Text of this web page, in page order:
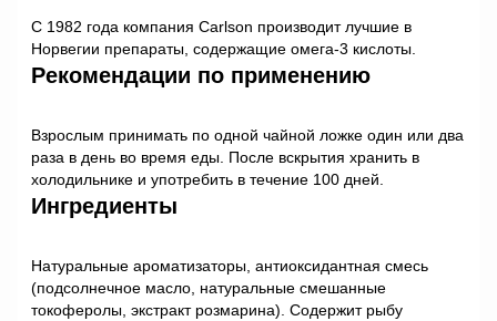
С 1982 года компания Carlson производит лучшие в
Норвегии препараты, содержащие омега-3 кислоты.
Рекомендации по применению
Взрослым принимать по одной чайной ложке один или два
раза в день во время еды. После вскрытия хранить в
холодильнике и употребить в течение 100 дней.
Ингредиенты
Натуральные ароматизаторы, антиоксидантная смесь
(подсолнечное масло, натуральные смешанные
токоферолы, экстракт розмарина). Содержит рыбу